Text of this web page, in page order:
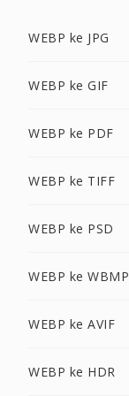
WEBP ke JPG
WEBP ke GIF
WEBP ke PDF
WEBP ke TIFF
WEBP ke PSD
WEBP ke WBMP
WEBP ke AVIF
WEBP ke HDR